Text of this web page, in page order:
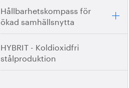
Hållbarhetskompass för
ökad samhällsnytta
HYBRIT - Koldioxidfri
stålproduktion